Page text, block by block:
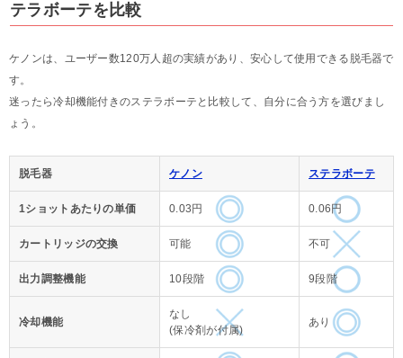
テラボーテを比較
ケノンは、ユーザー数120万人超の実績があり、安心して使用できる脱毛器で
す。
迷ったら冷却機能付きのステラボーテと比較して、自分に合う方を選びまし
ょう。
脱毛器 ケノン ステラボーテ
1ショットあたりの単価 0.03円 0.06円
カートリッジの交換 可能 不可
出力調整機能 10段階 9段階
冷却機能
なし
(保冷剤が付属)
あり